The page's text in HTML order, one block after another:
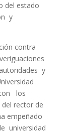
del estado
y
contra
y
los
rector de
empeñado
universidad